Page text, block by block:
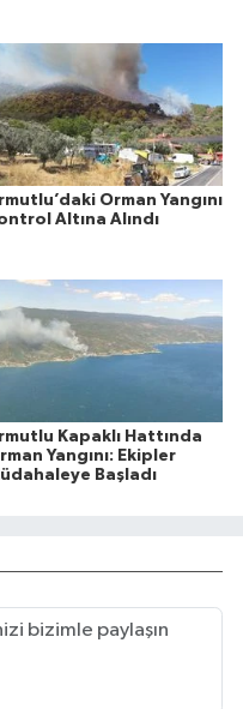
Orman Yangını
Altına Alındı
Kapaklı Hattında
Yangını: Ekipler
Başladı